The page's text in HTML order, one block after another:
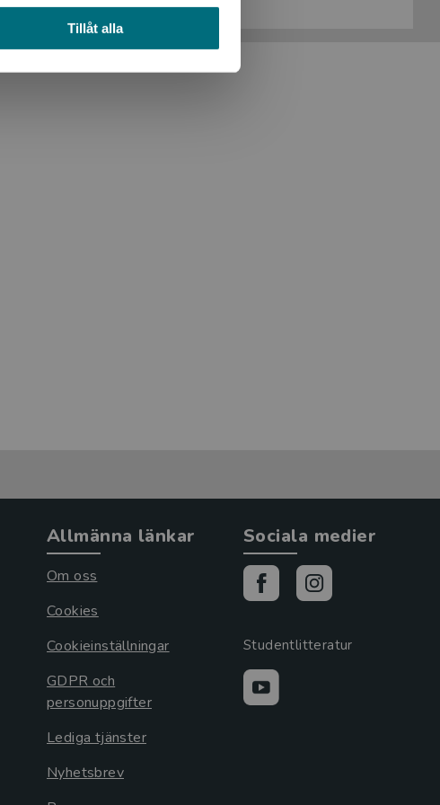
Tillåt alla
Allmänna länkar
Om oss
Cookies
Cookieinställningar
GDPR och
personuppgifter
Lediga tjänster
Nyhetsbrev
Sociala medier
Studentlitteratur